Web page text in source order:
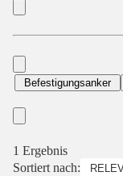
Befestigungsanker
1 Ergebnis
Sortiert nach: